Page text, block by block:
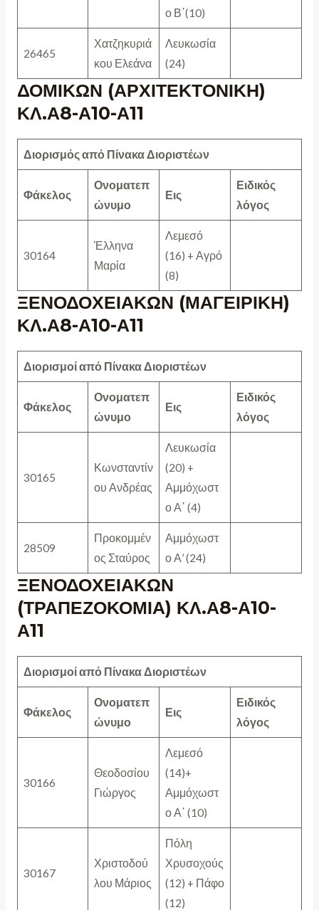
ο Β΄(10)
26465
Χατζηκυριά
κου Ελεάνα
Λευκωσία
(24)
ΔΟΜΙΚΩΝ (ΑΡΧΙΤΕΚΤΟΝΙΚΗ)
ΚΛ.Α8-Α10-Α11
Διορισμός από Πίνακα Διοριστέων
Φάκελος
Ονοματεπ
ώνυμο
Εις
Ειδικός
λόγος
30164
Έλληνα
Μαρία
Λεμεσό
(16) + Αγρό
(8)
ΞΕΝΟΔΟΧΕΙΑΚΩΝ (ΜΑΓΕΙΡΙΚΗ)
ΚΛ.Α8-Α10-Α11
Διορισμοί από Πίνακα Διοριστέων
Φάκελος
Ονοματεπ
ώνυμο
Εις
Ειδικός
λόγος
30165
Κωνσταντίν
ου Ανδρέας
Λευκωσία
(20) +
Αμμόχωστ
ο Α΄ (4)
28509
Προκομμέν
ος Σταύρος
Αμμόχωστ
ο Α’ (24)
ΞΕΝΟΔΟΧΕΙΑΚΩΝ
(ΤΡΑΠΕΖΟΚΟΜΙΑ) ΚΛ.Α8-Α10-
Α11
Διορισμοί από Πίνακα Διοριστέων
Φάκελος
Ονοματεπ
ώνυμο
Εις
Ειδικός
λόγος
30166
Θεοδοσίου
Γιώργος
Λεμεσό
(14)+
Αμμόχωστ
ο Α΄ (10)
30167
Χριστοδού
λου Μάριος
Πόλη
Χρυσοχούς
(12) + Πάφο
(12)